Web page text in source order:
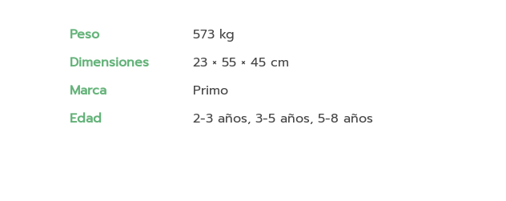
Peso
573 kg
Dimensiones
23 × 55 × 45 cm
Marca
Primo
Edad
2-3 años, 3-5 años, 5-8 años